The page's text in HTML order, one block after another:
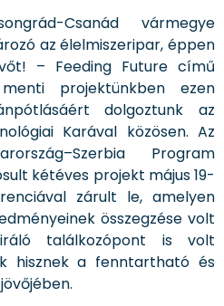
Csanád vármegye
az élelmiszeripar, éppen
– Feeding Future című
projektünkben ezen
dolgoztunk az
Karával közösen. Az
Program
kétéves projekt május 19-
zárult le, amelyen
összegzése volt
találkozópont is volt
hisznek a fenntartható és